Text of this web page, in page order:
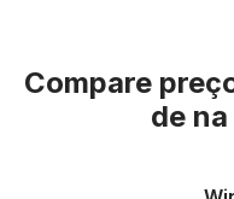
Compare
de